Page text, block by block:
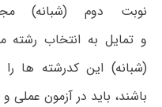
نوبت دوم (شبانه)
و تمایل به انتخاب رشته
(شبانه) این کدرشته ها
باشند، باید در آزمون